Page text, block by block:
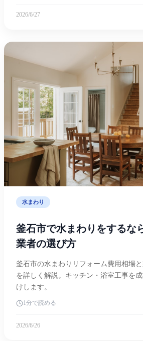
2026/6/27
水まわり
釜石市で水まわりをするな
業者の選び方
釜石市の水まわりリフォーム費用相場
を詳しく解説。キッチン・浴室工事を
けします。
1分で読める
2026/6/26